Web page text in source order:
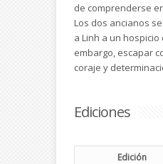
de comprenderse
Los dos ancianos
a Linh a un
embargo, escapar
coraje y
Ediciones
Edición